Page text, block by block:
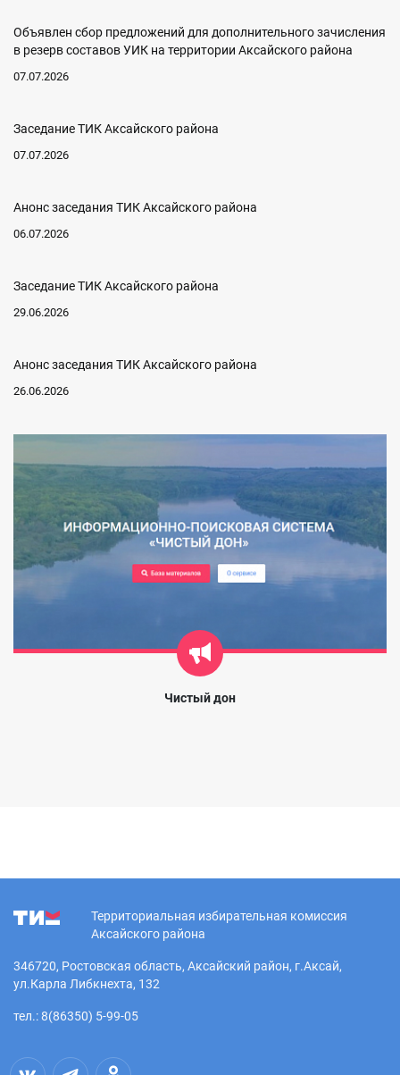
Объявлен сбор предложений для дополнительного зачисления
в резерв составов УИК на территории Аксайского района
07.07.2026
Заседание ТИК Аксайского района
07.07.2026
Анонс заседания ТИК Аксайского района
06.07.2026
Заседание ТИК Аксайского района
29.06.2026
Анонс заседания ТИК Аксайского района
26.06.2026
Чистый дон
Территориальная избирательная комиссия
Аксайского района
346720, Ростовская область, Аксайский район, г.Аксай,
ул.Карла Либкнехта, 132
тел.: 8(86350) 5-99-05